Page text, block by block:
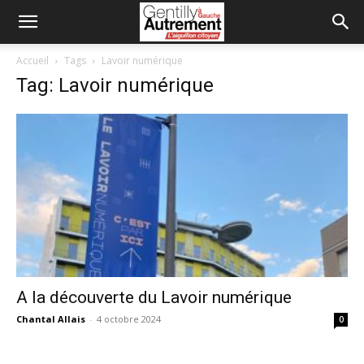
Accueil Tags Lavoir numérique
Tag: Lavoir numérique
A la découverte du Lavoir numérique
Chantal Allais - 4 octobre 2024 0